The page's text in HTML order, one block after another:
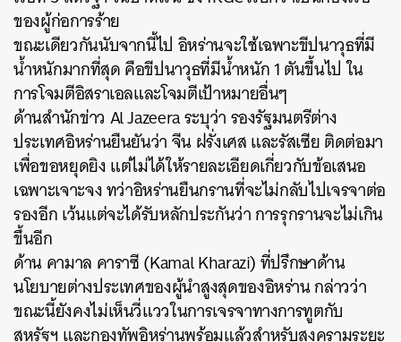
ของผู้ก่อการร้าย
ขณะเดียวกันนับจากนี้ไป อิหร่านจะใช้เฉพาะขีปนาวุธที่มี
น้ำหนักมากที่สุด คือขีปนาวุธที่มีน้ำหนัก 1 ตันขึ้นไป ใน
การโจมตีอิสราเอลและโจมตีเป้าหมายอื่นๆ
ด้านสำนักข่าว Al Jazeera ระบุว่า รองรัฐมนตรีต่าง
ประเทศอิหร่านยืนยันว่า จีน ฝรั่งเศส และรัสเซีย ติดต่อมา
เพื่อขอหยุดยิง แต่ไม่ได้ให้รายละเอียดเกี่ยวกับข้อเสนอ
เฉพาะเจาะจง ทว่าอิหร่านยืนกรานที่จะไม่กลับไปเจรจาต่อ
รองอีก เว้นแต่จะได้รับหลักประกันว่า การรุกรานจะไม่เกิน
ขึ้นอีก
ด้าน คามาล คาราซี (Kamal Kharazi) ที่ปรึกษาด้าน
นโยบายต่างประเทศของผู้นำสูงสุดของอิหร่าน กล่าวว่า
ขณะนี้ยังคงไม่เห็นวี่แววในการเจรจาทางการทูตกับ
สหรัฐฯ และกองทัพอิหร่านพร้อมแล้วสำหรับสงครามระยะ